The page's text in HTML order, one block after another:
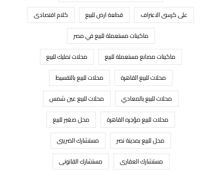
على كرسى الاعتراف
قطعة ارض للبيع
كلام اقتصادى
ماكينات مستعملة للبيع في مصر
ماكينات مصانع مستعملة للبيع
محلات تمليك للبيع
محلات للبيع القاهرة
محلات للبيع بالتقسيط
محلات للبيع بالمعادي
محلات للبيع عين شمس
محلات للبيع مؤجره القاهرة
محل صغير للبيع
محل للبيع بمدينة نصر
مستشارك الضريبى
مستشارك العقارى
مستشارك القانونى